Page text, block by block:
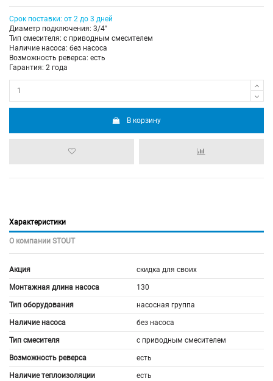
Срок поставки: от 2 до 3 дней
Диаметр подключения: 3/4"
Тип смесителя: с приводным смесителем
Наличие насоса: без насоса
Возможность реверса: есть
Гарантия: 2 года
В корзину
Характеристики
О компании STOUT
Акция скидка для своих
Монтажная длина насоса 130
Тип оборудования насосная группа
Наличие насоса без насоса
Тип смесителя с приводным смесителем
Возможность реверса есть
Наличие теплоизоляции есть